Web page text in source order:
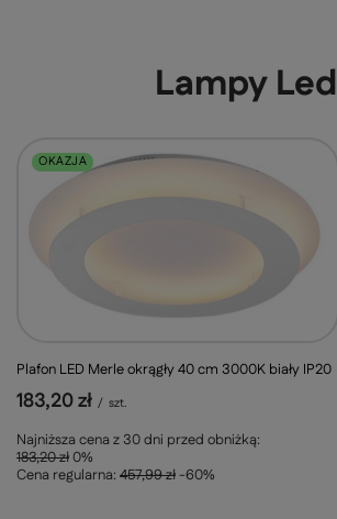
Lampy Led
OKAZJA
Plafon LED Merle okrągły 40 cm 3000K biały IP20
183,20 zł / szt.
Najniższa cena z 30 dni przed obniżką:
183,20 zł0%
Cena regularna: 457,99 zł-60%